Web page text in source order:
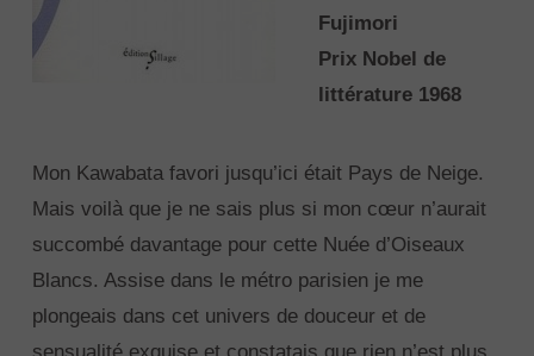
Fujimori
Prix Nobel de
littérature 1968
Mon Kawabata favori jusqu’ici était Pays de Neige.
Mais voilà que je ne sais plus si mon cœur n’aurait
succombé davantage pour cette Nuée d’Oiseaux
Blancs. Assise dans le métro parisien je me
plongeais dans cet univers de douceur et de
sensualité exquise et constatais que rien n’est plus